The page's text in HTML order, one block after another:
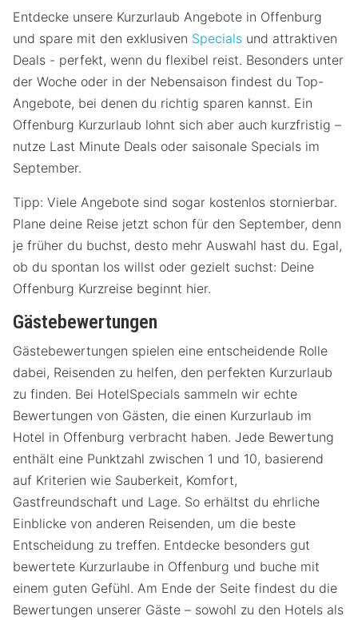
Entdecke unsere Kurzurlaub Angebote in Offenburg
und spare mit den exklusiven Specials und attraktiven
Deals - perfekt, wenn du flexibel reist. Besonders unter
der Woche oder in der Nebensaison findest du Top-
Angebote, bei denen du richtig sparen kannst. Ein
Offenburg Kurzurlaub lohnt sich aber auch kurzfristig –
nutze Last Minute Deals oder saisonale Specials im
September.
Tipp: Viele Angebote sind sogar kostenlos stornierbar.
Plane deine Reise jetzt schon für den September, denn
je früher du buchst, desto mehr Auswahl hast du. Egal,
ob du spontan los willst oder gezielt suchst: Deine
Offenburg Kurzreise beginnt hier.
Gästebewertungen
Gästebewertungen spielen eine entscheidende Rolle
dabei, Reisenden zu helfen, den perfekten Kurzurlaub
zu finden. Bei HotelSpecials sammeln wir echte
Bewertungen von Gästen, die einen Kurzurlaub im
Hotel in Offenburg verbracht haben. Jede Bewertung
enthält eine Punktzahl zwischen 1 und 10, basierend
auf Kriterien wie Sauberkeit, Komfort,
Gastfreundschaft und Lage. So erhältst du ehrliche
Einblicke von anderen Reisenden, um die beste
Entscheidung zu treffen. Entdecke besonders gut
bewertete Kurzurlaube in Offenburg und buche mit
einem guten Gefühl. Am Ende der Seite findest du die
Bewertungen unserer Gäste – sowohl zu den Hotels als